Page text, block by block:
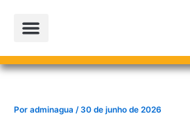
conteúdo
Por adminagua /30 de junho de 2026